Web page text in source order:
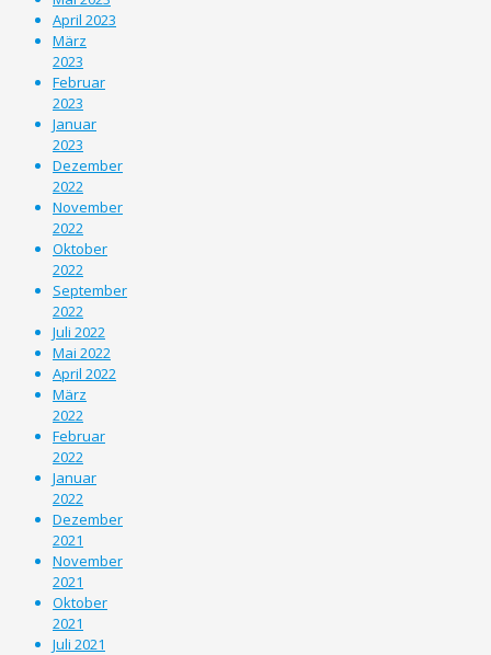
April 2023
März
2023
Februar
2023
Januar
2023
Dezember
2022
November
2022
Oktober
2022
September
2022
Juli 2022
Mai 2022
April 2022
März
2022
Februar
2022
Januar
2022
Dezember
2021
November
2021
Oktober
2021
Juli 2021